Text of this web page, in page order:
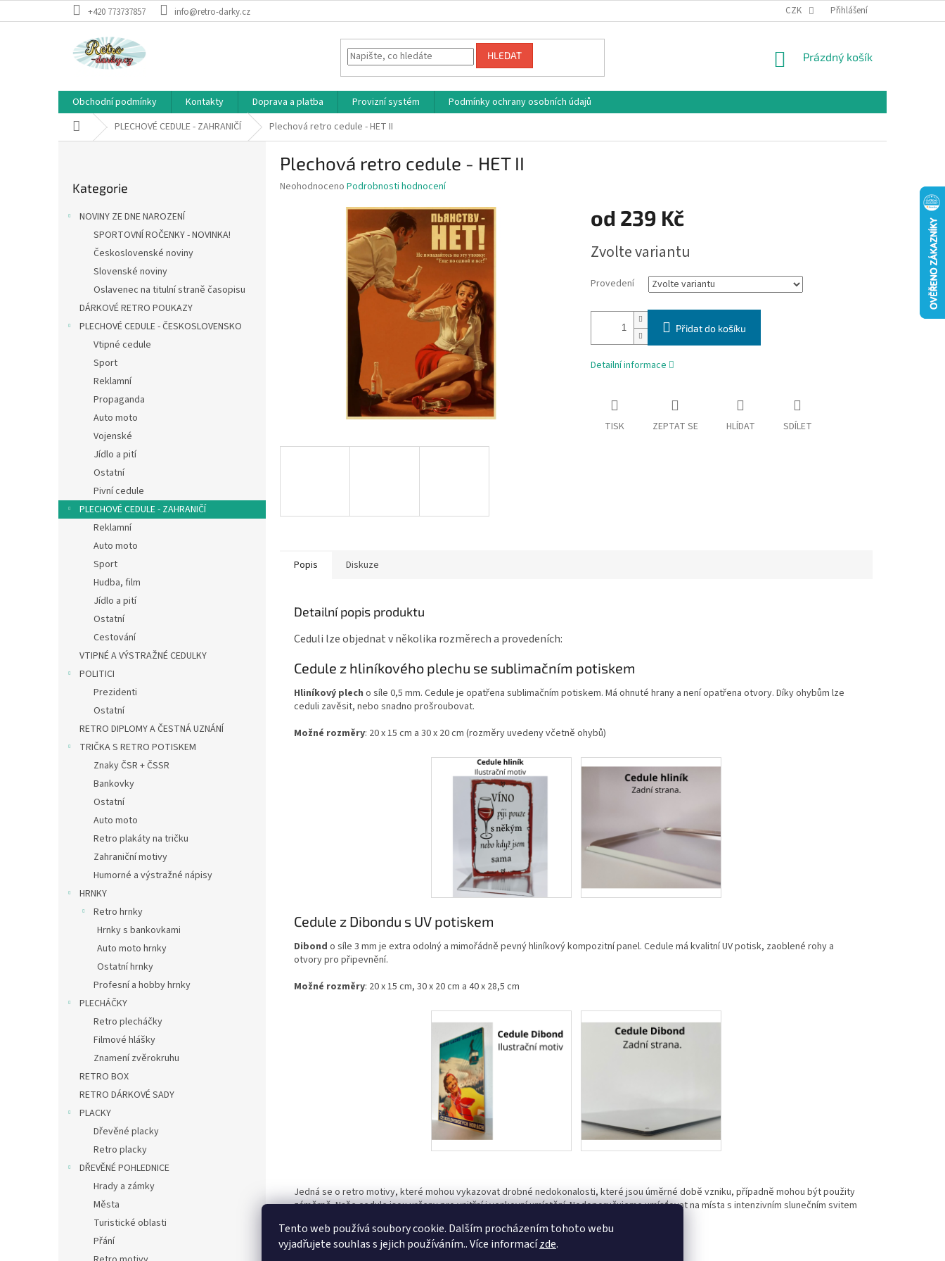
Tento web používá soubory cookie. Dalším procházením tohoto webu
vyjadřujete souhlas s jejich používáním.. Více informacízde.
na
+420 773737857 info@retro-darky.cz CZK Přihlášení
HLEDAT
NÁKUPNÍ
Prázdný košík
Obchodní podmínky Kontakty Doprava a platba Provizní systém
Podmínky ochrany osobních údajů
Domů PLECHOVÉ CEDULE - ZAHRANIČÍ Plechová retro cedule - HET II
kategorie
Kategorie
NOVINY ZE DNE NAROZENÍ
SPORTOVNÍ ROČENKY - NOVINKA!
Československé noviny
Slovenské noviny
Oslavenec na titulní straně časopisu
DÁRKOVÉ RETRO POUKAZY
PLECHOVÉ CEDULE - ČESKOSLOVENSKO
Vtipné cedule
Sport
Reklamní
Propaganda
Auto moto
Vojenské
Jídlo a pití
Ostatní
Pivní cedule
PLECHOVÉ CEDULE - ZAHRANIČÍ
Reklamní
Auto moto
Sport
Hudba, film
Jídlo a pití
Ostatní
Cestování
VTIPNÉ A VÝSTRAŽNÉ CEDULKY
POLITICI
Prezidenti
Ostatní
RETRO DIPLOMY A ČESTNÁ UZNÁNÍ
TRIČKA S RETRO POTISKEM
Znaky ČSR + ČSSR
Bankovky
Ostatní
Auto moto
Retro plakáty na tričku
Zahraniční motivy
Humorné a výstražné nápisy
HRNKY
Retro hrnky
Hrnky s bankovkami
Auto moto hrnky
Ostatní hrnky
Profesní a hobby hrnky
PLECHÁČKY
Retro plecháčky
Filmové hlášky
Znamení zvěrokruhu
RETRO BOX
RETRO DÁRKOVÉ SADY
PLACKY
Dřevěné placky
Retro placky
DŘEVĚNÉ POHLEDNICE
Hrady a zámky
Města
Turistické oblasti
Přání
Plechová retro cedule - HET II
Průměrné
Neohodnoceno Podrobnosti hodnocení
od 239 Kč
cena:
Zvolte variantu
Provedení
Přidat do košíku
Detailní informace
TISK ZEPTAT SE HLÍDAT SDÍLET
Popis Diskuze
Detailní popis produktu
Ceduli lze objednat v několika rozměrech a provedeních:
Cedule z hliníkového plechu se sublimačním potiskem
Hliníkový plech o síle 0,5 mm. Cedule je opatřena sublimačním potiskem. Má ohnuté hrany a není opatřena otvory. Díky ohybům lze
ceduli zavěsit, nebo snadno prošroubovat.
Možné rozměry: 20 x 15 cm a 30 x 20 cm (rozměry uvedeny včetně ohybů)
Cedule z Dibondu s UV potiskem
Dibond o síle 3 mm je extra odolný a mimořádně pevný hliníkový kompozitní panel. Cedule má kvalitní UV potisk, zaoblené rohy a
otvory pro připevnění.
Možné rozměry: 20 x 15 cm, 30 x 20 cm a 40 x 28,5 cm
Jedná se o retro motivy, které mohou vykazovat drobné nedokonalosti, které jsou úměrné době vzniku, případně mohou být použity
záměrně. Naše cedule jsou určeny pro vnitřní i venkovní umístění. Nedoporučujeme umísťovat na místa s intenzivním slunečním svitem